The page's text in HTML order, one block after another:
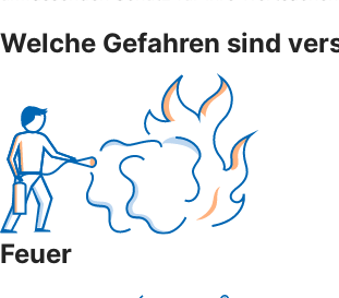
Welche Gefahren sind
Feuer